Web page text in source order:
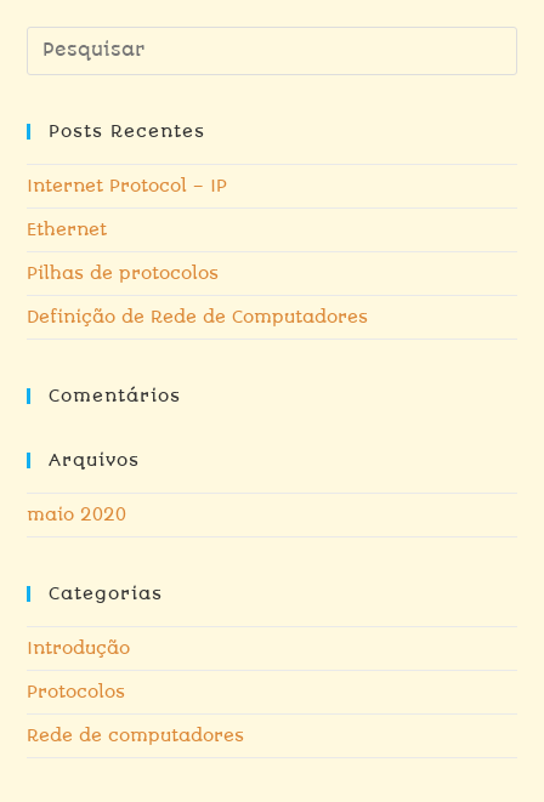
Posts Recentes
Internet Protocol – IP
Ethernet
Pilhas de protocolos
Definição de Rede de Computadores
Comentários
Arquivos
maio 2020
Categorias
Introdução
Protocolos
Rede de computadores